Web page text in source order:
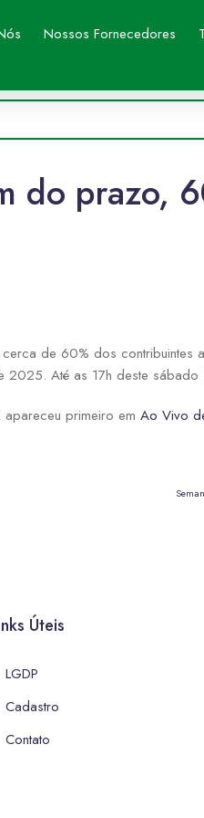
Nossos Fornecedores
do prazo,
de 60% dos contribuintes
2025. Até as 17h deste
apareceu primeiro em Ao Vivo
Úteis
LGDP
Cadastro
Contato